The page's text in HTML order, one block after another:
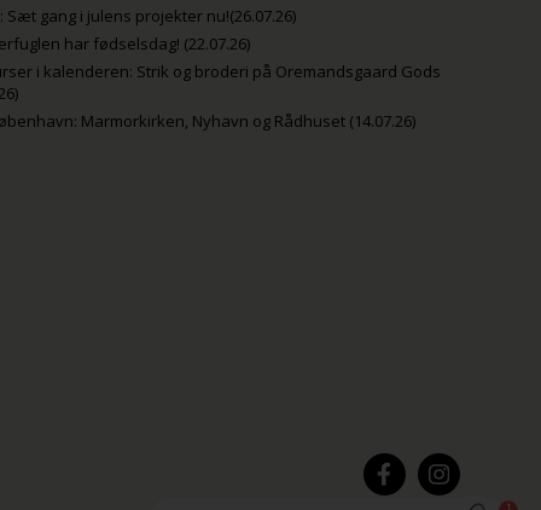
Sæt gang i julens projekter nu!(26.07.26)
har fødselsdag! (22.07.26)
i kalenderen: Strik og broderi på Oremandsgaard Gods
Marmorkirken, Nyhavn og Rådhuset (14.07.26)